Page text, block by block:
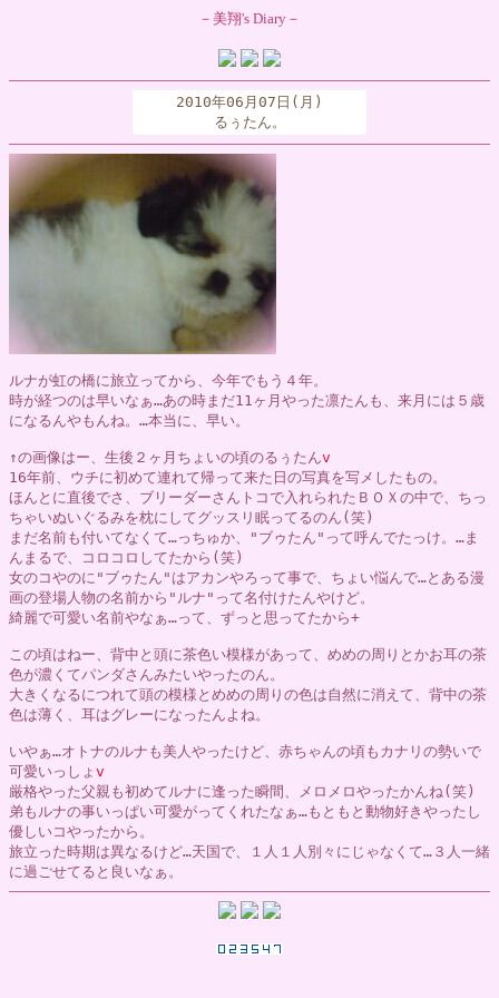
－美翔's Diary－
2010年06月07日(月)
るぅたん。
ルナが虹の橋に旅立ってから、今年でもう４年。
時が経つのは早いなぁ…あの時まだ11ヶ月やった凛たんも、来月には５歳
になるんやもんね。…本当に、早い。
↑の画像はー、生後２ヶ月ちょいの頃のるぅたんv
16年前、ウチに初めて連れて帰って来た日の写真を写メしたもの。
ほんとに直後でさ、ブリーダーさんトコで入れられたＢＯＸの中で、ちっ
ちゃいぬいぐるみを枕にしてグッスリ眠ってるのん(笑)
まだ名前も付いてなくて…っちゅか、"ブゥたん"って呼んでたっけ。…ま
んまるで、コロコロしてたから(笑)
女のコやのに"ブゥたん"はアカンやろって事で、ちょい悩んで…とある漫
画の登場人物の名前から"ルナ"って名付けたんやけど。
綺麗で可愛い名前やなぁ…って、ずっと思ってたから+
この頃はねー、背中と頭に茶色い模様があって、めめの周りとかお耳の茶
色が濃くてパンダさんみたいやったのん。
大きくなるにつれて頭の模様とめめの周りの色は自然に消えて、背中の茶
色は薄く、耳はグレーになったんよね。
いやぁ…オトナのルナも美人やったけど、赤ちゃんの頃もカナリの勢いで
可愛いっしょ v
厳格やった父親も初めてルナに逢った瞬間、メロメロやったかんね(笑)
弟もルナの事いっぱい可愛がってくれたなぁ…もともと動物好きやったし
優しいコやったから。
旅立った時期は異なるけど…天国で、１人１人別々にじゃなくて…３人一緒
に過ごせてると良いなぁ。